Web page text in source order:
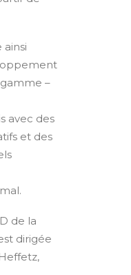
ainsi
–
avec des
et des
de la
dirigée